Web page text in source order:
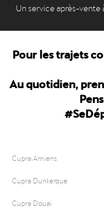
Un service après-vente
Pour les trajets
Au quotidien,
Cupra Amiens
Cupra Dunkerque
Cupra Douai